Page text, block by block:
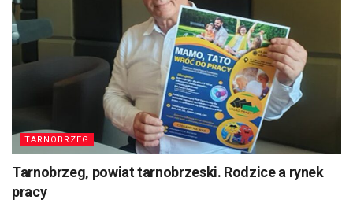
TARNOBRZEG
Tarnobrzeg, powiat tarnobrzeski. Rodzice a rynek
pracy